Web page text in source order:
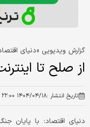
گزارش ویدیویی «دنیای‌
از صلح تا
تاریخ انتشار :۱۴۰۴/۰۴/۱۸ ۲۲:۰۰